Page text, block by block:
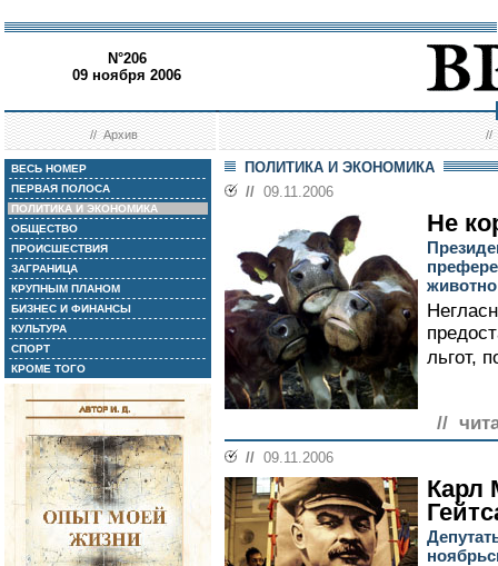
N°206
09 ноября 2006
//Архив //
ВЕСЬ НОМЕР
ПЕРВАЯ ПОЛОСА
ПОЛИТИКА И ЭКОНОМИКА
ОБЩЕСТВО
ПРОИСШЕСТВИЯ
ЗАГРАНИЦА
КРУПНЫМ ПЛАНОМ
БИЗНЕС И ФИНАНСЫ
КУЛЬТУРА
СПОРТ
КРОМЕ ТОГО
ПОЛИТИКА И ЭКОНОМИКА
// 09.11.2006
Не
льгот,
//
// 09.11.2006
Карл